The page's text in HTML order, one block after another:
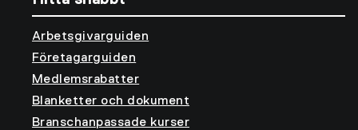
Arbetsgivarguiden
Företagarguiden
Medlemsrabatter
Blanketter och dokument
Branschanpassade kurser